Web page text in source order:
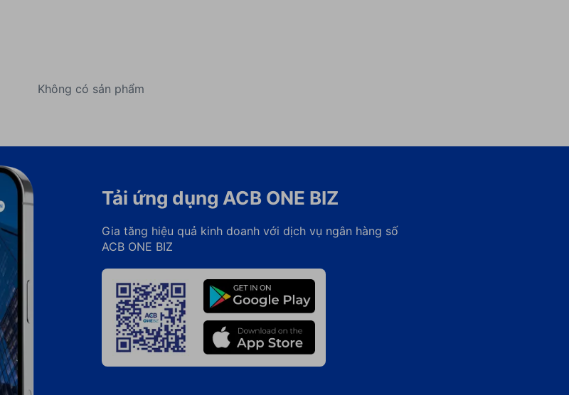
Không có sản phẩm
Tải ứng dụng ACB ONE BIZ
Gia tăng hiệu quả kinh doanh với dịch vụ ngân hàng số
ACB ONE BIZ